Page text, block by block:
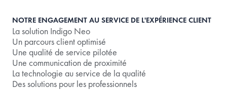
NOTRE ENGAGEMENT AU SERVICE DE L'EXPÉRIENCE CLIENT
La solution Indigo Neo
Un parcours client optimisé
Une qualité de service pilotée
Une communication de proximité
La technologie au service de la qualité
Des solutions pour les professionnels